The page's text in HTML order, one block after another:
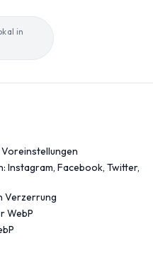
in
Instagram, Facebook, Twitter,
Verzerrung
WebP